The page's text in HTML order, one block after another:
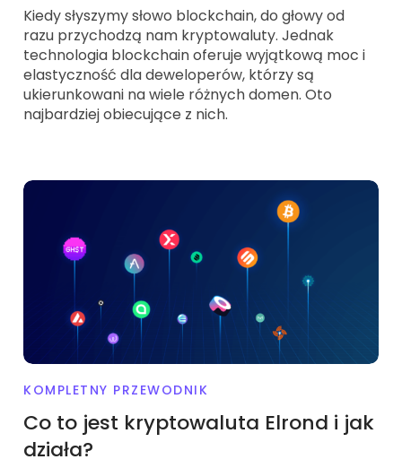
Kiedy słyszymy słowo blockchain, do głowy od
razu przychodzą nam kryptowaluty. Jednak
technologia blockchain oferuje wyjątkową moc i
elastyczność dla deweloperów, którzy są
ukierunkowani na wiele różnych domen. Oto
najbardziej obiecujące z nich.
KOMPLETNY PRZEWODNIK
Co to jest kryptowaluta Elrond i jak
działa?